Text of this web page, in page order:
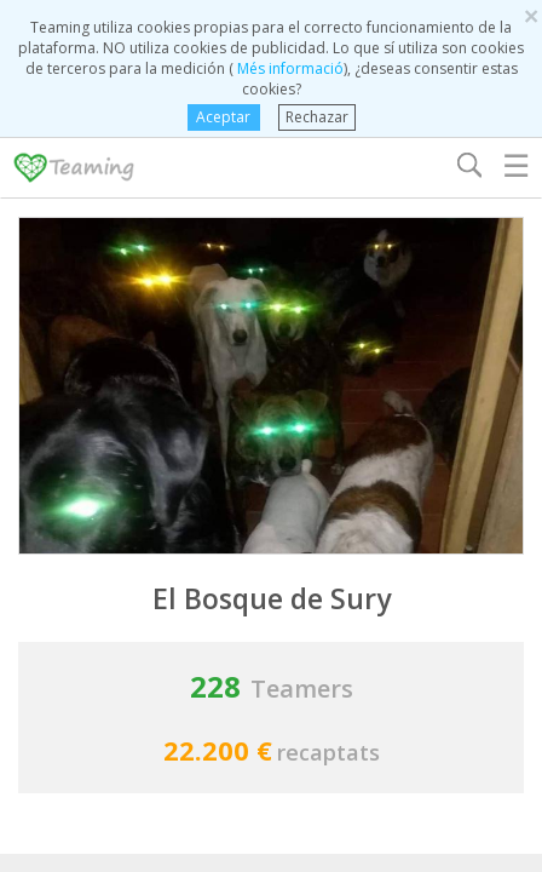
×
Teaming utiliza cookies propias para el correcto funcionamiento de la
plataforma. NO utiliza cookies de publicidad. Lo que sí utiliza son cookies
de terceros para la medición (Més informació), ¿deseas consentir estas
cookies?
Aceptar
Rechazar
☰
El Bosque de Sury
228 Teamers
22.200 € recaptats